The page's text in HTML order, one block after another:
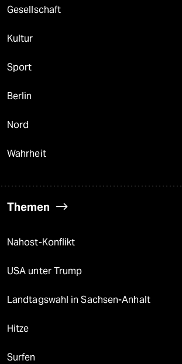
Gesellschaft
Kultur
Sport
Berlin
Nord
Wahrheit
Themen
Nahost-Konflikt
USA unter Trump
Landtagswahl in Sachsen-Anhalt
Hitze
Surfen